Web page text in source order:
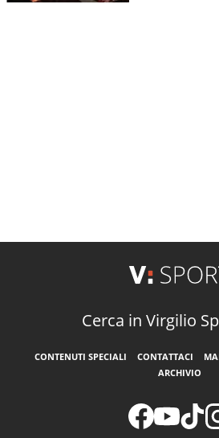
Cerca in Virgilio
CONTENUTI SPECIALI CONTATTACI
ARCHIVIO